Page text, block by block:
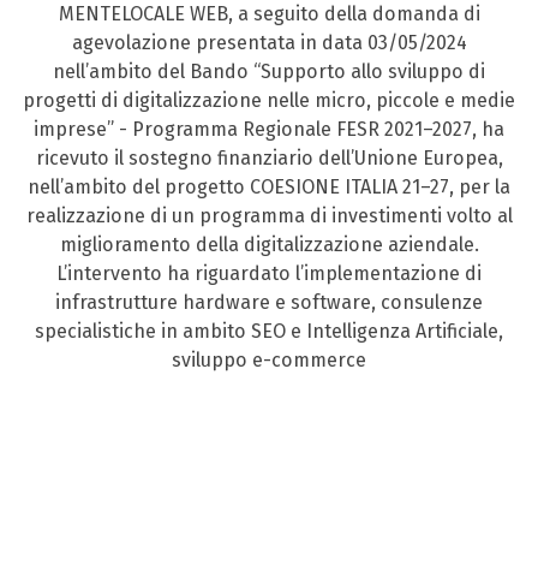
MENTELOCALE WEB, a seguito della domanda di
agevolazione presentata in data 03/05/2024
nell’ambito del Bando “Supporto allo sviluppo di
progetti di digitalizzazione nelle micro, piccole e medie
imprese” - Programma Regionale FESR 2021–2027, ha
ricevuto il sostegno finanziario dell’Unione Europea,
nell’ambito del progetto COESIONE ITALIA 21–27, per la
realizzazione di un programma di investimenti volto al
miglioramento della digitalizzazione aziendale.
L’intervento ha riguardato l’implementazione di
infrastrutture hardware e software, consulenze
specialistiche in ambito SEO e Intelligenza Artificiale,
sviluppo e-commerce